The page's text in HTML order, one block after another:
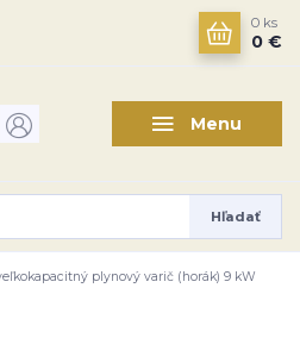
Menu
Hľadať
0 ks
0 €
plynový varič (horák) 9 kW